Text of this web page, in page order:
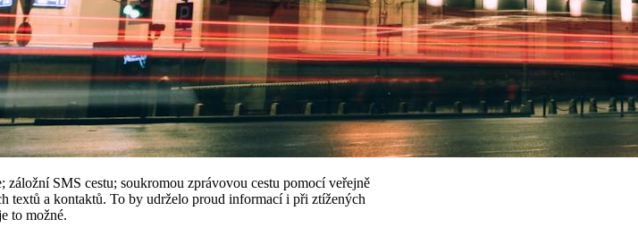
SMS cestu; soukromou zprávovou cestu pomocí veřejně
textů a kontaktů. To by udrželo proud informací i při ztížených
to možné.